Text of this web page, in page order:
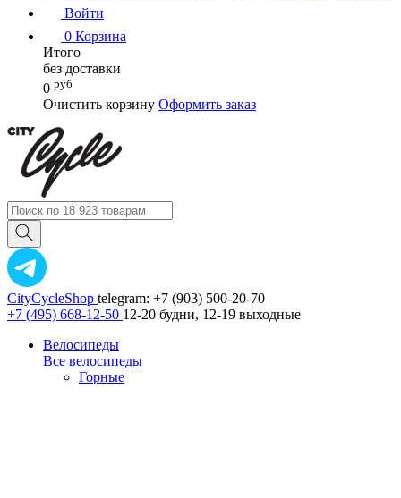
Войти
0 Корзина
Итого
без доставки
0 руб
Очистить корзину Оформить заказ
CityCycleShop telegram: +7 (903) 500-20-70
+7 (495) 668-12-50 12-20 будни, 12-19 выходные
Велосипеды
Все велосипеды
Горные